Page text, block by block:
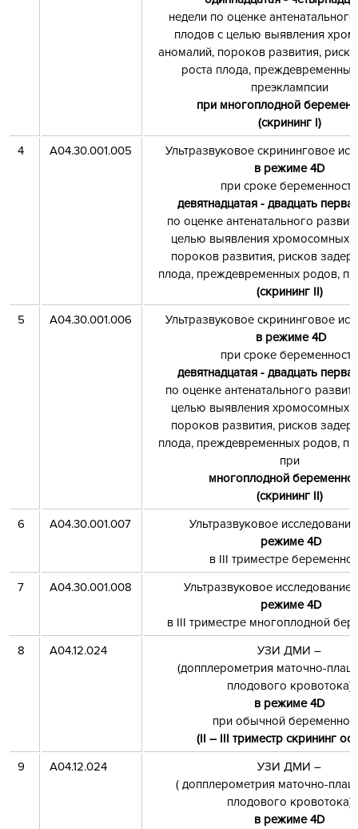
недели по оценке
плодов с целью выявления
аномалий, пороков развития,
роста плода,
преэклампсии
при многоплодной
(скрининг I)
4
A04.30.001.005
Ультразвуковое скрининговое
в режиме 4D
при сроке беременности
девятнадцатая - двадцать
по оценке антенатального
целью выявления хромосомных
пороков развития, рисков
плода, преждевременных родов,
(скрининг II)
5
A04.30.001.006
Ультразвуковое скрининговое
в режиме 4D
при сроке беременности
девятнадцатая - двадцать
по оценке антенатального
целью выявления хромосомных
пороков развития, рисков
плода, преждевременных родов,
при
многоплодной
(скрининг II)
6
A04.30.001.007
Ультразвуковое
режиме 4D
в III триместре
7
A04.30.001.008
Ультразвуковое исследование
режиме 4D
в III триместре многоплодной
8
A04.12.024
УЗИ ДМИ –
(допплерометрия маточно-
плодового кровотока)
в режиме 4D
при обычной
(II – III триместр скрининг
9
А04.12.024
УЗИ ДМИ –
( допплерометрия маточно-
плодового кровотока)
в режиме 4D